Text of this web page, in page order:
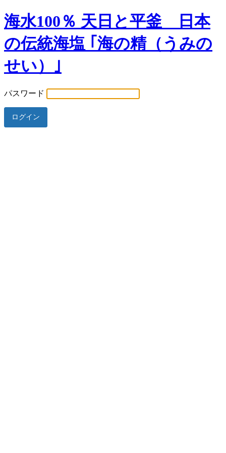
海水100％ 天日と平釜 日本
の伝統海塩 ｢海の精（うみの
せい）｣
パスワード